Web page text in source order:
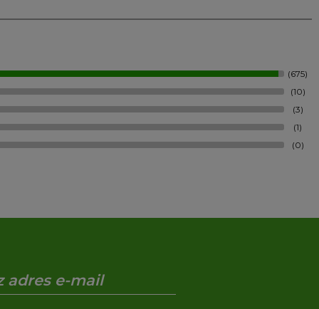
(675)
(10)
(3)
(1)
(0)